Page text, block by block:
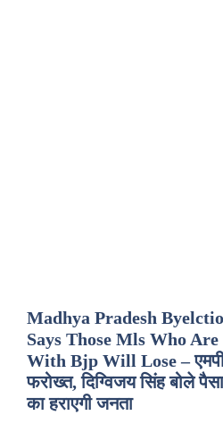
Madhya Pradesh
Says Those Mls Who
With Bjp Will Lose – एमपी
फरोख्त, दिग्विजय सिंह बोले
का हराएगी जनता